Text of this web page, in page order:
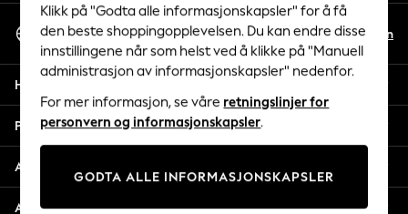
98 - 110cm
116 - 134cm
140 - 174cm
Trending: Top & Short Sets
Trending: Clogs
Toy Story
THE SET
Coats & Jackets
Sweatshirts & Hoodies
Velg Språk
Norsk
No En
Hjelp
Personvern & Juridisk
Avdelinger
Andre tjenester
Klikk på "Godta alle informasjonskapsler" for å få
den beste shoppingopplevelsen. Du kan endre disse
innstillingene når som helst ved å klikke på "Manuell
administrasjon av informasjonskapsler" nedenfor.
For mer informasjon, se våre retningslinjer for
personvern og informasjonskapsler.
GODTA ALLE INFORMASJONSKAPSLER